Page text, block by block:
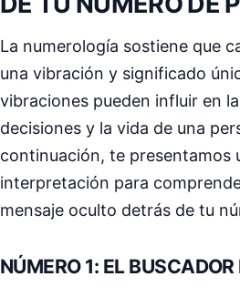
La numerología sostiene que
una vibración y significado
vibraciones pueden influir en
decisiones y la vida de una
continuación, te presentamos
interpretación para
mensaje oculto detrás de tu
NÚMERO 1: EL